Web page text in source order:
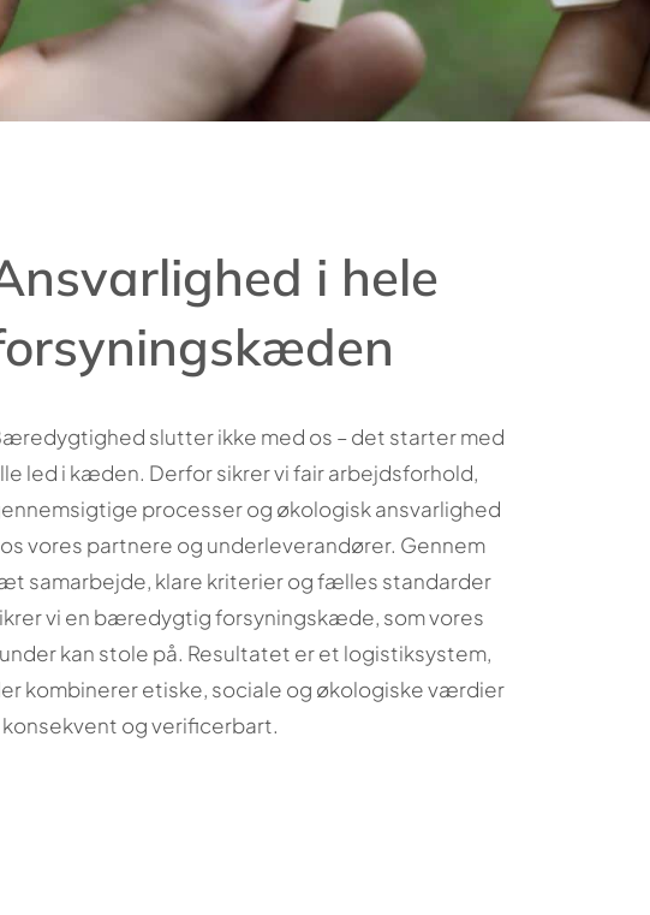
i hele
slutter ikke med os – det starter med
led i kæden. Derfor sikrer vi fair arbejdsforhold,
processer og økologisk ansvarlighed
vores partnere og underleverandører. Gennem
samarbejde, klare kriterier og fælles standarder
vi en bæredygtig forsyningskæde, som vores
kan stole på. Resultatet er et logistiksystem,
kombinerer etiske, sociale og økologiske værdier
konsekvent og verificerbart.